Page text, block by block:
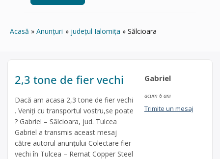
Acasă Anunțuri județul Ialomița Sălcioara
2,3 tone de fier vechi
Dacă am acasa 2,3 tone de fier vechi
. Veniți cu transportul vostru,se poate
? Gabriel – Sălcioara, jud. Tulcea
Gabriel a transmis aceast mesaj
către autorul anunțului Colectare fier
vechi în Tulcea – Remat Copper Steel
Gabriel
acum 6 ani
Trimite un mesaj